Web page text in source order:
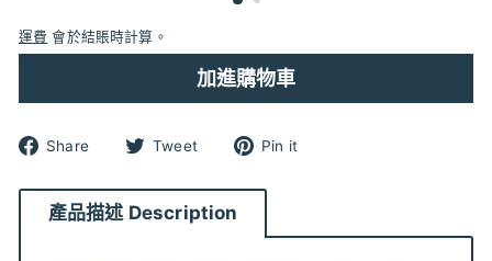
運費 會於結賬時計算。
加進購物車
Share
到
Facebook
Tweet
到
Twitter
Pin it
產品描述 Description